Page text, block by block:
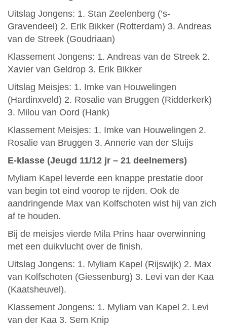
Uitslag Jongens: 1. Stan Zeelenberg (’s-
Gravendeel) 2. Erik Bikker (Rotterdam) 3. Andreas
van de Streek (Goudriaan)
Klassement Jongens: 1. Andreas van de Streek 2.
Xavier van Geldrop 3. Erik Bikker
Uitslag Meisjes: 1. Imke van Houwelingen
(Hardinxveld) 2. Rosalie van Bruggen (Ridderkerk)
3. Milou van Oord (Hank)
Klassement Meisjes: 1. Imke van Houwelingen 2.
Rosalie van Bruggen 3. Annerie van der Sluijs
E-klasse (Jeugd 11/12 jr – 21 deelnemers)
Myliam Kapel leverde een knappe prestatie door
van begin tot eind voorop te rijden. Ook de
aandringende Max van Kolfschoten wist hij van zich
af te houden.
Bij de meisjes vierde Mila Prins haar overwinning
met een duikvlucht over de finish.
Uitslag Jongens: 1. Myliam Kapel (Rijswijk) 2. Max
van Kolfschoten (Giessenburg) 3. Levi van der Kaa
(Kaatsheuvel).
Klassement Jongens: 1. Myliam van Kapel 2. Levi
van der Kaa 3. Sem Knip